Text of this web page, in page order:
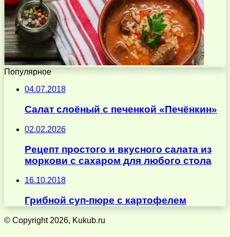
Популярное
04.07.2018
Салат слоёный с печенкой «Печёнкин»
02.02.2026
Рецепт простого и вкусного салата из
моркови с сахаром для любого стола
16.10.2018
Грибной суп-пюре с картофелем
© Copyright 2026, Kukub.ru